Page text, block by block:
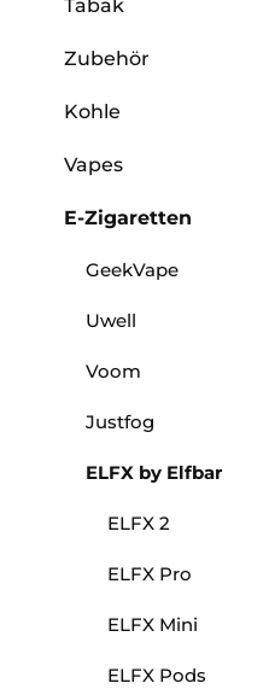
Tabak
Zubehör
Kohle
Vapes
E-Zigaretten
GeekVape
Uwell
Voom
Justfog
ELFX by Elfbar
ELFX 2
ELFX Pro
ELFX Mini
ELFX Pods